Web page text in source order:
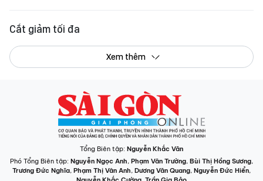
Cắt giảm tối đa
Xem thêm
Tổng Biên tập: Nguyễn Khắc Văn
Phó Tổng Biên tập: Nguyễn Ngọc Anh, Phạm Văn Trường, Bùi Thị Hồng Sương,
Trương Đức Nghĩa, Phạm Thị Vân Anh, Dương Văn Quang, Nguyễn Đức Hiển,